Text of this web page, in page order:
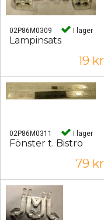
02P86M0309 I lager
Lampinsats
19 kr
02P86M0311 I lager
Fönster t. Bistro
79 kr